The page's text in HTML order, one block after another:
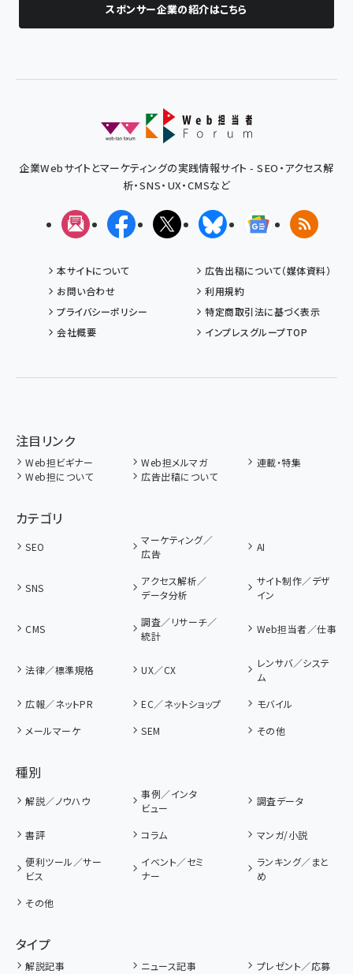
スポンサー企業の紹介はこちら
企業Webサイトとマーケティングの実践情報サイト - SEO・アクセス解
析・SNS・UX・CMSなど
メルマガFacebookX(エックス)BlueskyGoogleニュ
RSS
本サイトについて
広告出稿について（媒体資料）
お問い合わせ
利用規約
プライバシーポリシー
特定商取引法に基づく表示
会社概要
インプレスグループTOP
注目リンク
Web担ビギナー Web担メルマガ
連載・特集
Web担について
広告出稿について
カテゴリ
SEO
マーケティング／
広告
AI
SNS
アクセス解析／
データ分析
サイト制作／デザ
イン
CMS
調査／リサーチ／
統計
Web担当者／仕事
法律／標準規格 UX／CX
レンサバ／システ
ム
広報／ネットPR
EC／ネットショップ
モバイル
メールマーケ
SEM その他
種別
解説／ノウハウ
事例／インタ
ビュー
調査データ
書評 コラム
マンガ/小説
便利ツール／サー
ビス
イベント／セミ
ナー
ランキング／まと
め
その他
タイプ
解説記事 ニュース記事 プレゼント／応募